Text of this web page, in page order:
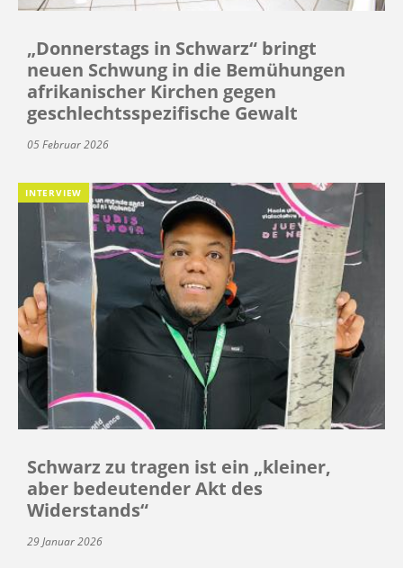
„Donnerstags in Schwarz“ bringt
neuen Schwung in die Bemühungen
afrikanischer Kirchen gegen
geschlechtsspezifische Gewalt
05 Februar 2026
INTERVIEW
Schwarz zu tragen ist ein „kleiner,
aber bedeutender Akt des
Widerstands“
29 Januar 2026